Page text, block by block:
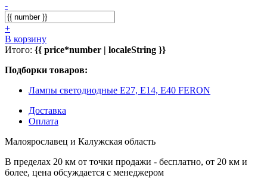
-
+
В корзину
Итого: {{ price*number | localeString }}
Подборки товаров:
Лампы светодиодные E27, E14, E40 FERON
Доставка
Оплата
Малоярославец и Калужская область
В пределах 20 км от точки продажи - бесплатно, от 20 км и
более, цена обсуждается с менеджером